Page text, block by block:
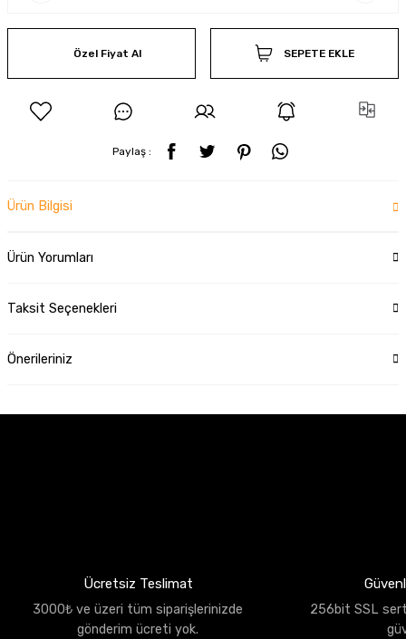
Özel Fiyat Al SEPETE EKLE
Paylaş :
Ürün Bilgisi
Ürün Yorumları
Taksit Seçenekleri
Önerileriniz
Ücretsiz Teslimat
3000₺ ve üzeri tüm siparişlerinizde
gönderim ücreti yok.
256bit SSL